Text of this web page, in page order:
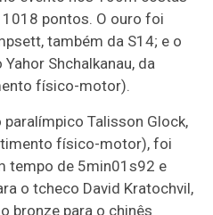
pontos. O ouro foi
também da S14; e o
Shchalkanau, da
físico-motor).
Talisson Glock,
físico-motor), foi
tempo de 5min01s92 e
o tcheco David Kratochvil,
bronze para o chinês